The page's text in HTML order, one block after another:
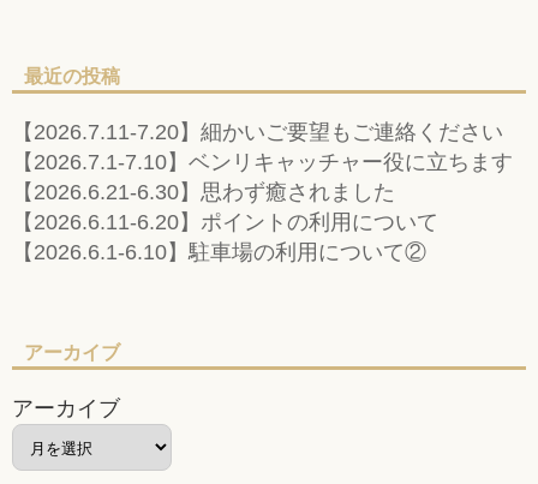
最近の投稿
【2026.7.11-7.20】細かいご要望もご連絡ください
【2026.7.1-7.10】ベンリキャッチャー役に立ちます
【2026.6.21-6.30】思わず癒されました
【2026.6.11-6.20】ポイントの利用について
【2026.6.1-6.10】駐車場の利用について②
アーカイブ
アーカイブ